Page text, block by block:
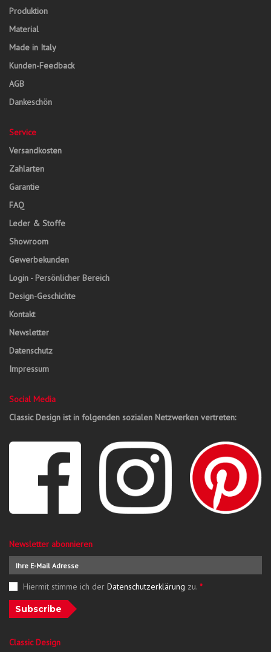
Produktion
Material
Made in Italy
Kunden-Feedback
AGB
Dankeschön
Service
Versandkosten
Zahlarten
Garantie
FAQ
Leder & Stoffe
Showroom
Gewerbekunden
Login - Persönlicher Bereich
Design-Geschichte
Kontakt
Newsletter
Datenschutz
Impressum
Social Media
Classic Design ist in folgenden sozialen Netzwerken vertreten:
Newsletter abonnieren
Hiermit stimme ich der Datenschutzerklärung zu. *
Subscribe
Classic Design